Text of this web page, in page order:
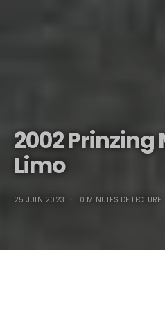
2002
Limo
25 JUIN 2023 10 MINUTES DE LECTURE